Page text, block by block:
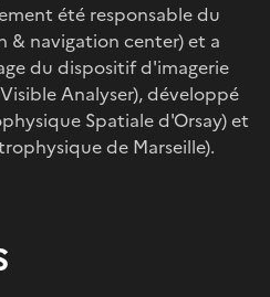
été responsable du
& navigation center) et a
du dispositif d'imagerie
Analyser), développé
Spatiale d'Orsay) et
de Marseille).